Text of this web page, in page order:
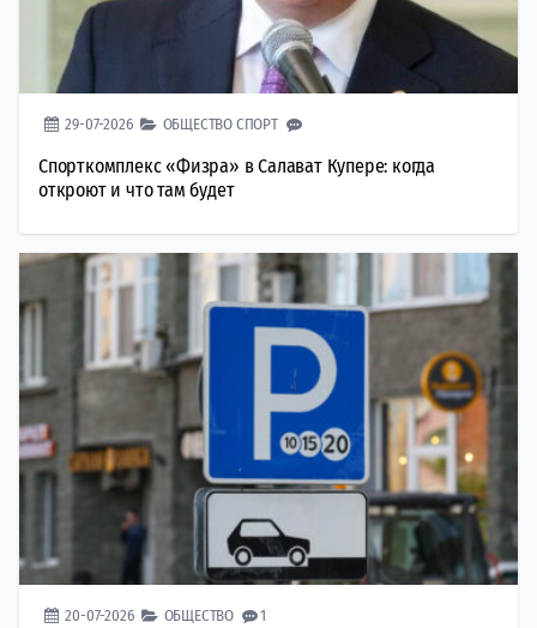
29-07-2026 ОБЩЕСТВО СПОРТ
Спорткомплекс «Физра» в Салават Купере: когда
откроют и что там будет
20-07-2026 ОБЩЕСТВО 1